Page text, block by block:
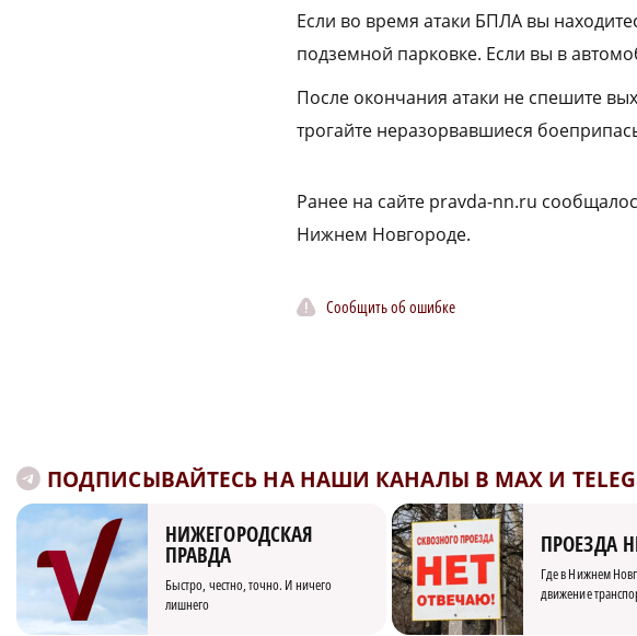
Если во время атаки БПЛА вы
подземной парковке. Если вы в
После окончания атаки не спешите
трогайте неразорвавшиеся
Ранее на сайте pravda-nn.ru
Нижнем Новгороде.
Сообщить об ошибке
ПОДПИСЫВАЙТЕСЬ НА НАШИ КАНАЛЫ В MAX И
НИЖЕГОРОДСКАЯ
ПРАВДА
Быстро, честно, точно. И ничего
лишнего
ПРОЕЗДА
Где в Нижнем
движение